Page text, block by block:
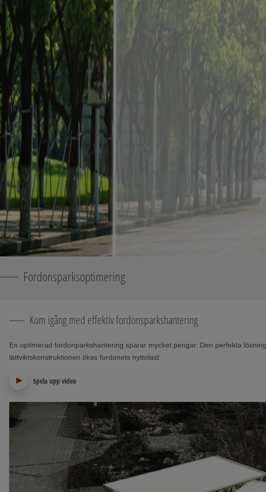
Fordonsparksoptimering
Kom igång med effektiv fordonsparkshantering
En optimerad fordonparkshantering sparar mycket pengar. Den perfekta
lättviktskonstruktionen ökas fordonets nyttolast.
Spela upp video